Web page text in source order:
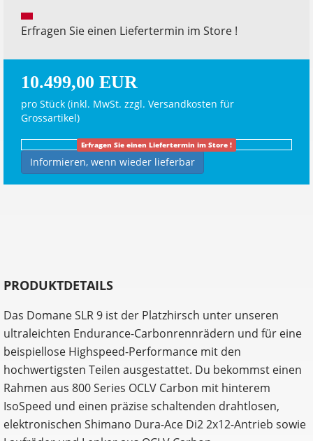
Erfragen Sie einen Liefertermin im Store !
10.499,00 EUR
pro Stück (inkl. MwSt. zzgl. Versandkosten für
Grossartikel)
Erfragen Sie einen Liefertermin im Store !
Informieren, wenn wieder lieferbar
PRODUKTDETAILS
Das Domane SLR 9 ist der Platzhirsch unter unseren
ultraleichten Endurance-Carbonrennrädern und für eine
beispiellose Highspeed-Performance mit den
hochwertigsten Teilen ausgestattet. Du bekommst einen
Rahmen aus 800 Series OCLV Carbon mit hinterem
IsoSpeed und einen präzise schaltenden drahtlosen,
elektronischen Shimano Dura-Ace Di2 2x12-Antrieb sowie